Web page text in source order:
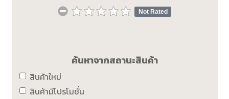
Not Rated
ค้นหาจากสถานะสินค้า
สินค้าใหม่
สินค้ามีโปรโมชั่น